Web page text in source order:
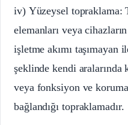
iv) Yüzeysel topraklama:
elemanları veya
işletme akımı taşımayan
şeklinde kendi aralarında
veya fonksiyon ve
bağlandığı topraklamadır.